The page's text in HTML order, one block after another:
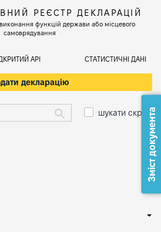
РЕЄСТР ДЕКЛАРАЦІЙ
функцій держави або місцевого
самоврядування
АРІ СТАТИСТИЧНІ ДАНІ
декларацію
шукати скрізьЗміст документа